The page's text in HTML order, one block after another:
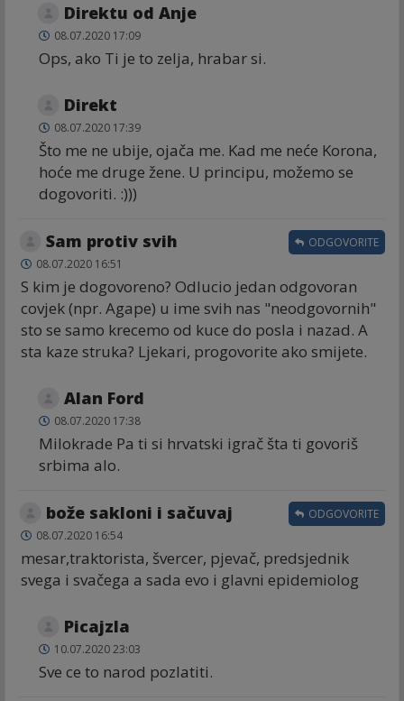
Direktu od Anje
08.07.2020 17:09
Ops, ako Ti je to zelja, hrabar si.
Direkt
08.07.2020 17:39
Što me ne ubije, ojača me. Kad me neće Korona,
hoće me druge žene. U principu, možemo se
dogovoriti. :)))
Sam protiv svih
08.07.2020 16:51
S kim je dogovoreno? Odlucio jedan odgovoran
covjek (npr. Agape) u ime svih nas "neodgovornih"
sto se samo krecemo od kuce do posla i nazad. A
sta kaze struka? Ljekari, progovorite ako smijete.
ODGOVORITE
Alan Ford
08.07.2020 17:38
Milokrade Pa ti si hrvatski igrač šta ti govoriš
srbima alo.
bože sakloni i sačuvaj
08.07.2020 16:54
mesar,traktorista, švercer, pjevač, predsjednik
svega i svačega a sada evo i glavni epidemiolog
ODGOVORITE
Picajzla
10.07.2020 23:03
Sve ce to narod pozlatiti.